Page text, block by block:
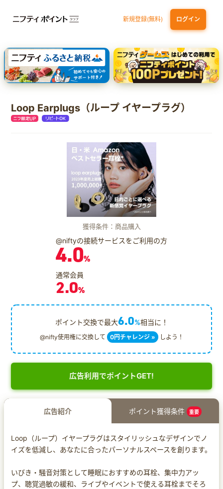
新規登録(無料) ログイン
三井住友カード ゴールド（NL）（家族カード発行） dカード GOLD
【実質初月無料】DMM | Disney+(ディズニープラス) セットプラン
SBI証券 確定拠出年金（iDeCo）
Loop Earplugs（ループ イヤープラグ）
獲得条件：商品購入
@niftyの接続サービスをご利用の方
4.0%
通常会員
2.0%
ポイント交換で最大6.0%相当に！
@nifty使用権に交換して 0円チャレンジ » しよう！
広告利用でポイントGET!
広告紹介 ポイント獲得条件 重要
Loop（ループ）イヤープラグはスタイリッシュなデザインでノ
イズを低減し、あなたに合ったパーソナルスペースを創ります。
いびき・騒音対策として睡眠におすすめの耳栓、集中力アッ
プ、聴覚過敏の緩和、ライブやイベントで使える耳栓までそろ